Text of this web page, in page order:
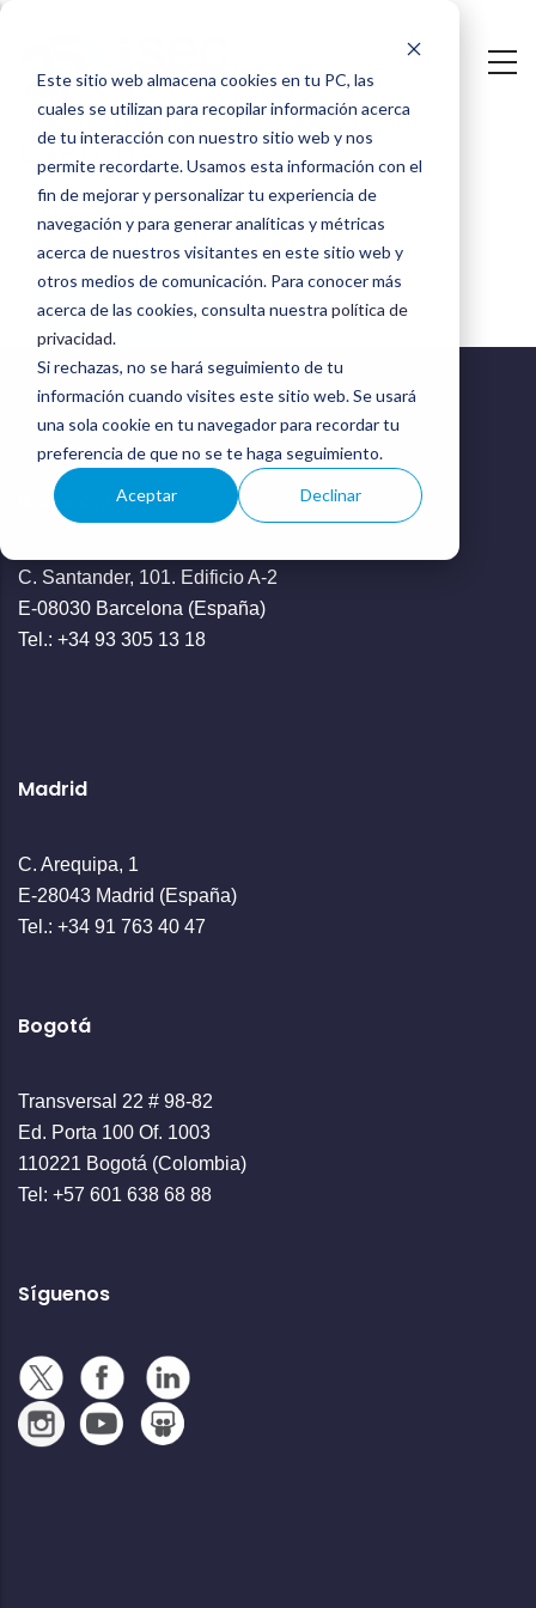
Este sitio web almacena cookies en tu PC, las
cuales se utilizan para recopilar información acerca
de tu interacción con nuestro sitio web y nos
permite recordarte. Usamos esta información con el
fin de mejorar y personalizar tu experiencia de
navegación y para generar analíticas y métricas
acerca de nuestros visitantes en este sitio web y
otros medios de comunicación. Para conocer más
acerca de las cookies, consulta nuestra política de
privacidad.
Si rechazas, no se hará seguimiento de tu
información cuando visites este sitio web. Se usará
una sola cookie en tu navegador para recordar tu
preferencia de que no se te haga seguimiento.
Aceptar Declinar
principal
Fluid
Attacks
INC
(Fluid
Attacks)
CAPTCHA
Barcelona
C. Santander, 101. Edificio A-2
E-08030 Barcelona (España)
Tel.: +34 93 305 13 18
Madrid
C. Arequipa, 1
E-28043 Madrid (España)
Tel.: +34 91 763 40 47
Bogotá
Transversal 22 # 98-82
Ed. Porta 100 Of. 1003
110221 Bogotá (Colombia)
Tel: +57 601 638 68 88
Síguenos